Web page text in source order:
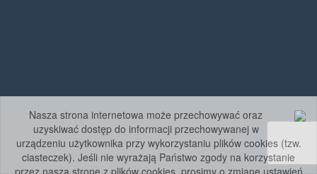
Nasza strona internetowa może przechowywać oraz
uzyskiwać dostęp do informacji przechowywanej w
urządzeniu użytkownika przy wykorzystaniu plików cookies (tzw.
ciasteczek). Jeśli nie wyrażają Państwo zgody na korzystanie
przez naszą stronę z plików cookies, prosimy o zmianę ustawień